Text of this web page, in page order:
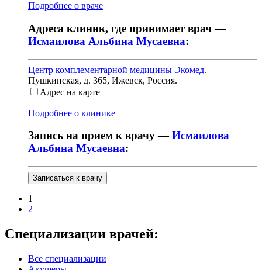
Подробнее о враче
Адреса клиник, где принимает врач —
Исмаилова Альбина Мусаевна:
Центр комплементарной медицины Экомед.
Пушкинская, д. 365, Ижевск, Россия.
Адрес на карте
Подробнее о клинике
Запись на прием к врачу —Исмаилова
Альбина Мусаевна:
Записаться к врачу
1
2
Специализации врачей:
Все специализации